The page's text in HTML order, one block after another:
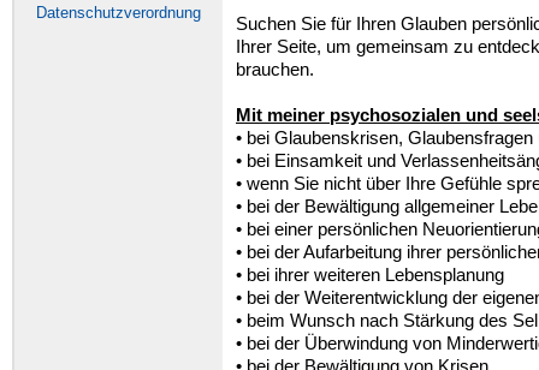
Datenschutzverordnung
Suchen Sie für Ihren Glauben
Ihrer Seite, um gemeinsam zu
brauchen.
Mit meiner psychosozialen und
• bei Glaubenskrisen,
• bei Einsamkeit und
• wenn Sie nicht über Ihre Gefühle
• bei der Bewältigung allgemeiner
• bei einer persönlichen
• bei der Aufarbeitung ihrer
• bei ihrer weiteren Lebensplanung
• bei der Weiterentwicklung der
• beim Wunsch nach Stärkung des
• bei der Überwindung von
• bei der Bewältigung von Krisen